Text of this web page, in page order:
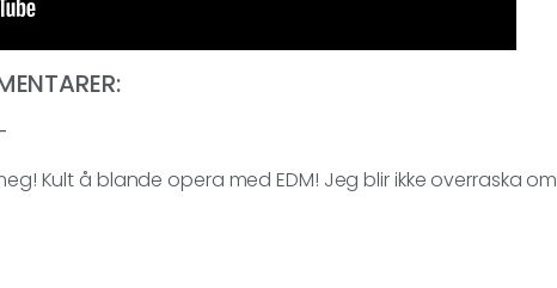
Kult å blande opera med EDM! Jeg blir ikke overraska om